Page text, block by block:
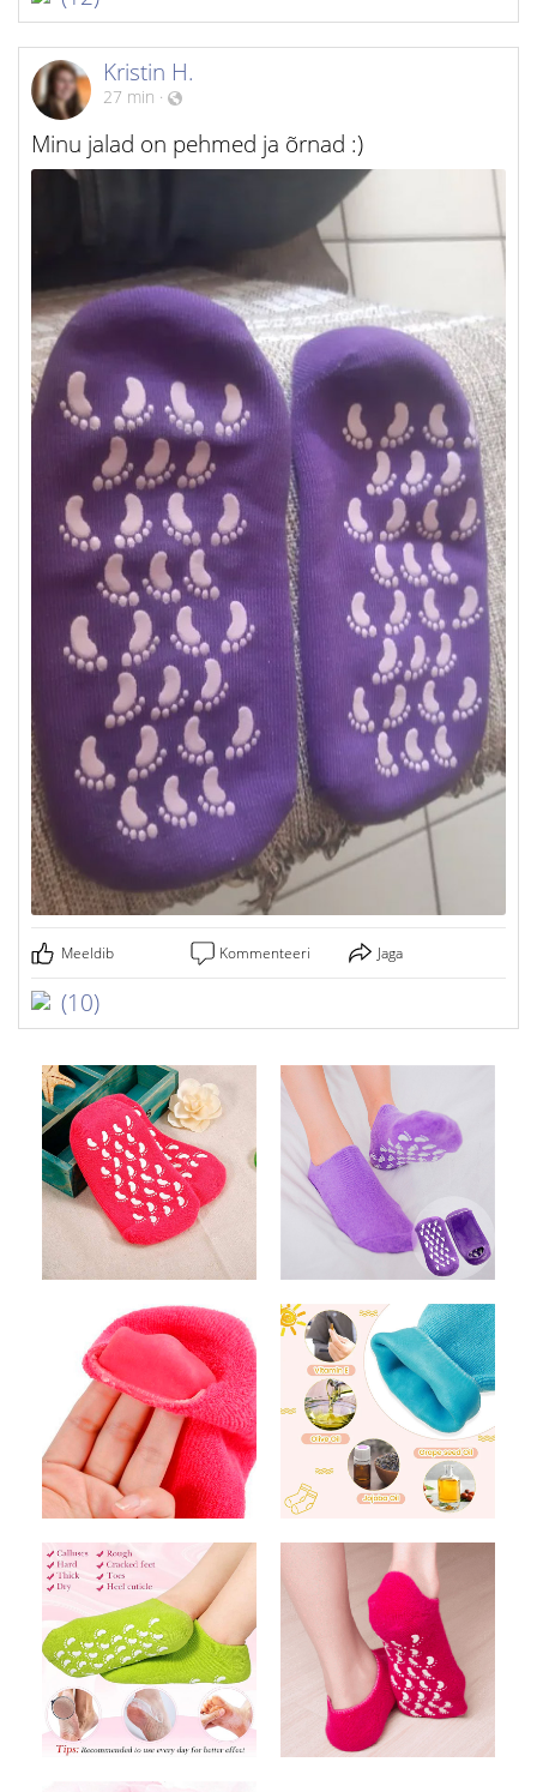
Kristin H.
27 min ·
Minu jalad on pehmed ja õrnad :)
Meeldib Kommenteeri Jaga
(10)